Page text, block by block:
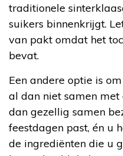
traditionele
suikers binnenkrijgt.
van pakt omdat het
bevat.
Een andere optie is
al dan niet samen met
dan gezellig samen
feestdagen past, én u
de ingrediënten die u